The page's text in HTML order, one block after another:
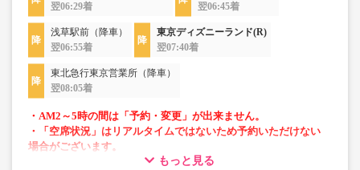
翌06:29着
翌06:45着
浅草駅前（降車）
翌06:55着
東京ディズニーランド(R)
翌07:40着
東北急行東京営業所（降車）
翌08:05着
・AM2～5時の間は「予約・変更」が出来ません。
・「空席状況」はリアルタイムではないため予約いただけない
場合がございます。
・車両は予告なく変更となる場合がございます。これに伴い、
もっと見る